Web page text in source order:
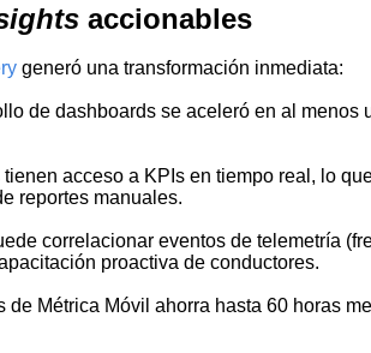
accionables
generó una transformación inmediata:
de dashboards se aceleró en al menos
tienen acceso a KPIs en tiempo real, lo
reportes manuales.
correlacionar eventos de telemetría
proactiva de conductores.
de Métrica Móvil ahorra hasta 60 horas